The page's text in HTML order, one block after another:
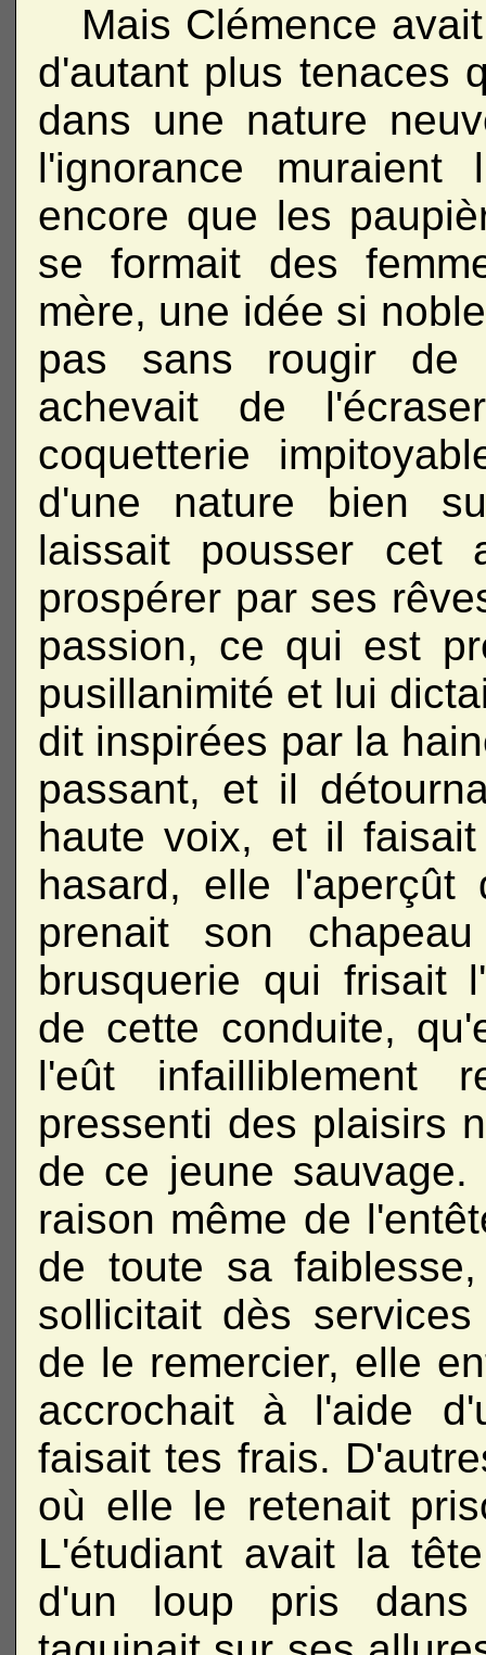
Mais Clémence
d'autant plus tenaces
dans une nature
l'ignorance
encore que les
se formait des
mère, une idée si
pas sans rougir de
achevait de
coquetterie
d'une nature bien
laissait pousser
prospérer par ses
passion, ce qui est
pusillanimité et lui
dit inspirées par la
passant, et il
haute voix, et il
hasard, elle
prenait son
brusquerie qui frisait
de cette conduite,
l'eût infailliblement
pressenti des plaisirs
de ce jeune
raison même de
de toute sa
sollicitait dès
de le remercier, elle
accrochait à l'aide
faisait tes frais.
où elle le retenait
L'étudiant avait la
d'un loup pris